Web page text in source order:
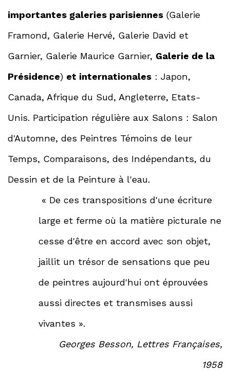
importantes galeries parisiennes (Galerie
Framond, Galerie Hervé, Galerie David et
Garnier, Galerie Maurice Garnier, Galerie de la
Présidence) et internationales : Japon,
Canada, Afrique du Sud, Angleterre, Etats-
Unis. Participation régulière aux Salons : Salon
d'Automne, des Peintres Témoins de leur
Temps, Comparaisons, des Indépendants, du
Dessin et de la Peinture à l'eau.
« De ces transpositions d'une écriture
large et ferme où la matière picturale ne
cesse d'être en accord avec son objet,
jaillit un trésor de sensations que peu
de peintres aujourd'hui ont éprouvées
aussi directes et transmises aussi
vivantes ».
Georges Besson, Lettres Françaises,
1958